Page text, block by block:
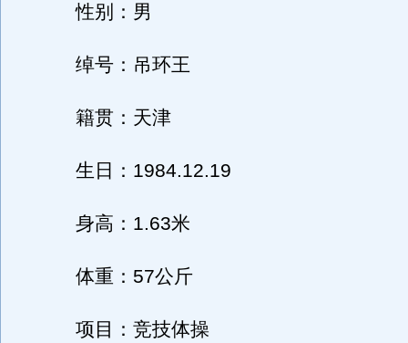
性别：男
绰号：吊环王
籍贯：天津
生日：1984.12.19
身高：1.63米
体重：57公斤
项目：竞技体操